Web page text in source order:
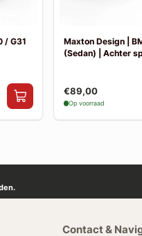
/ G31
Maxton Design |
(Sedan) | Achter
€89,00
Op voorraad
Contact &